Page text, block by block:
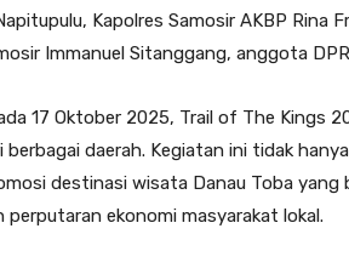
Kapolres Samosir AKBP Rina
Immanuel Sitanggang, anggota
17 Oktober 2025, Trail of The Kings
daerah. Kegiatan ini tidak
destinasi wisata Danau Toba
ekonomi masyarakat lokal.